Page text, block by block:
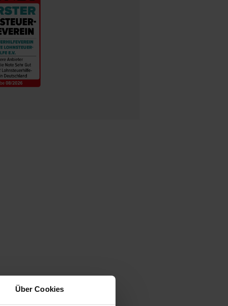
Über Cookies